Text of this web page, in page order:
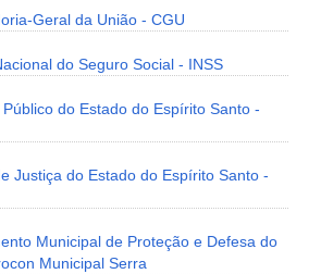
Geral da União - CGU
do Seguro Social - INSS
do Estado do Espírito Santo -
Justiça do Estado do Espírito Santo -
Municipal de Proteção e Defesa do
Municipal Serra